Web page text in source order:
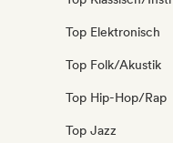
Top Elektronisch
Top Folk/Akustik
Top Hip-Hop/Rap
Top Jazz